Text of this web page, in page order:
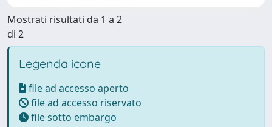
Mostrati risultati da 1 a 2
di 2
Legenda icone
file ad accesso aperto
file ad accesso riservato
file sotto embargo